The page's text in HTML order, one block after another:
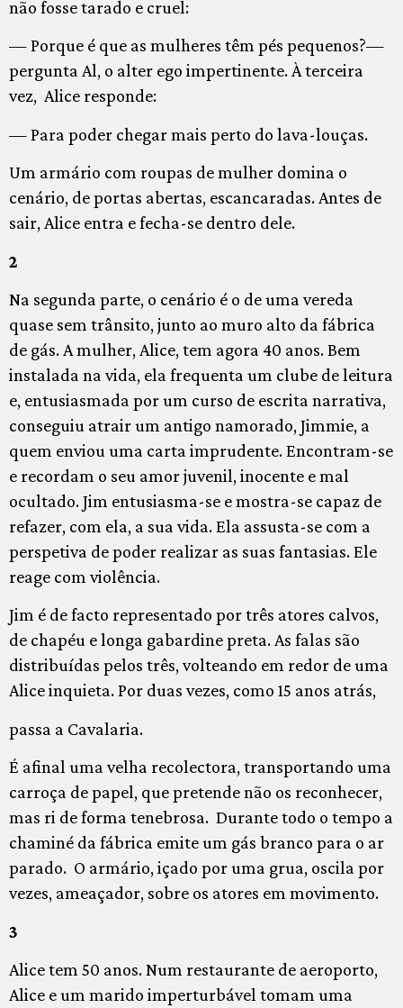
não fosse tarado e cruel:
— Porque é que as mulheres têm pés pequenos?—
pergunta Al, o alter ego impertinente. À terceira
vez, Alice responde:
— Para poder chegar mais perto do lava-louças.
Um armário com roupas de mulher domina o
cenário, de portas abertas, escancaradas. Antes de
sair, Alice entra e fecha-se dentro dele.
2
Na segunda parte, o cenário é o de uma vereda
quase sem trânsito, junto ao muro alto da fábrica
de gás. A mulher, Alice, tem agora 40 anos. Bem
instalada na vida, ela frequenta um clube de leitura
e, entusiasmada por um curso de escrita narrativa,
conseguiu atrair um antigo namorado, Jimmie, a
quem enviou uma carta imprudente. Encontram-se
e recordam o seu amor juvenil, inocente e mal
ocultado. Jim entusiasma-se e mostra-se capaz de
refazer, com ela, a sua vida. Ela assusta-se com a
perspetiva de poder realizar as suas fantasias. Ele
reage com violência.
Jim é de facto representado por três atores calvos,
de chapéu e longa gabardine preta. As falas são
distribuídas pelos três, volteando em redor de uma
Alice inquieta. Por duas vezes, como 15 anos atrás,
passa a Cavalaria.
É afinal uma velha recolectora, transportando uma
carroça de papel, que pretende não os reconhecer,
mas ri de forma tenebrosa. Durante todo o tempo a
chaminé da fábrica emite um gás branco para o ar
parado. O armário, içado por uma grua, oscila por
vezes, ameaçador, sobre os atores em movimento.
3
Alice tem 50 anos. Num restaurante de aeroporto,
Alice e um marido imperturbável tomam uma